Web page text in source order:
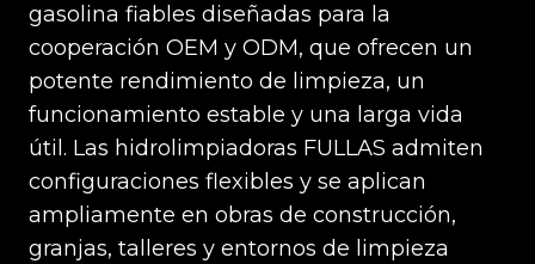
gasolina fiables diseñadas para la
cooperación OEM y ODM, que ofrecen un
potente rendimiento de limpieza, un
funcionamiento estable y una larga vida
útil. Las hidrolimpiadoras FULLAS admiten
configuraciones flexibles y se aplican
ampliamente en obras de construcción,
granjas, talleres y entornos de limpieza